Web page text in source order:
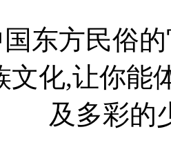
东方民俗
文化,让你能
及多彩的